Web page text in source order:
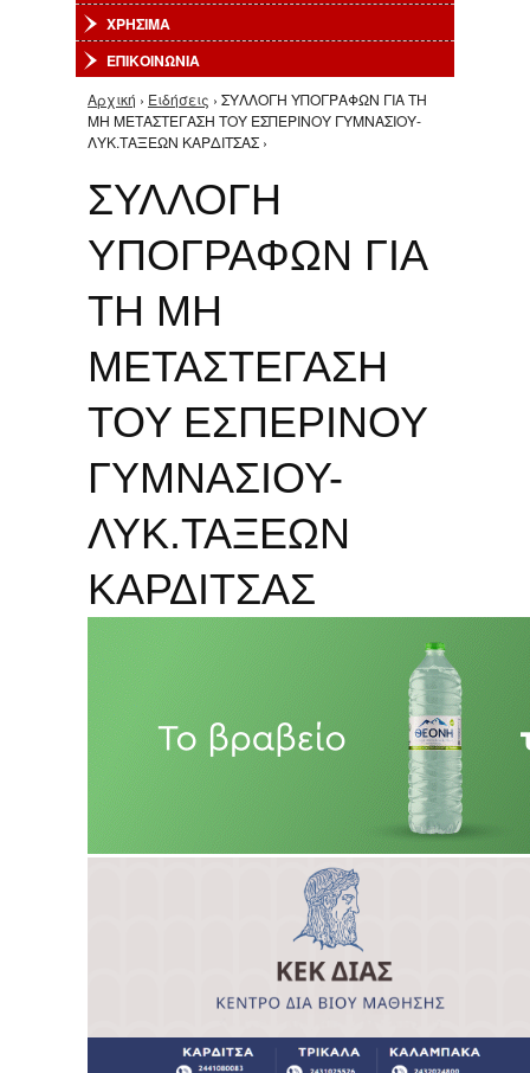
ΧΡΗΣΙΜΑ
ΕΠΙΚΟΙΝΩΝΙΑ
Είστε εδώ
Αρχική › Ειδήσεις › ΣΥΛΛΟΓΗ ΥΠΟΓΡΑΦΩΝ ΓΙΑ ΤΗ
ΜΗ ΜΕΤΑΣΤΕΓΑΣΗ ΤΟΥ ΕΣΠΕΡΙΝΟΥ ΓΥΜΝΑΣΙΟΥ-
ΛΥΚ.ΤΑΞΕΩΝ ΚΑΡΔΙΤΣΑΣ ›
ΣΥΛΛΟΓΗ
ΥΠΟΓΡΑΦΩΝ ΓΙΑ
ΤΗ ΜΗ
ΜΕΤΑΣΤΕΓΑΣΗ
ΤΟΥ ΕΣΠΕΡΙΝΟΥ
ΓΥΜΝΑΣΙΟΥ-
ΛΥΚ.ΤΑΞΕΩΝ
ΚΑΡΔΙΤΣΑΣ